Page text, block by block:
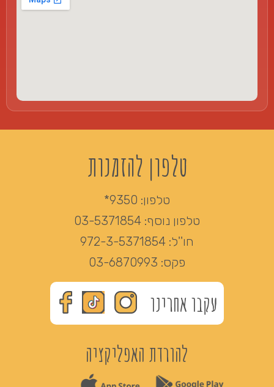
טלפון להזמנות
טלפון: 9350*
טלפון נוסף: 03-5371854
חו''ל: 972-3-5371854
פקס: 03-6870993
עקבו אחרינו
להורדת האפליקציה